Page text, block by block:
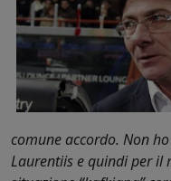
comune accordo. Non
Laurentiis e quindi per il